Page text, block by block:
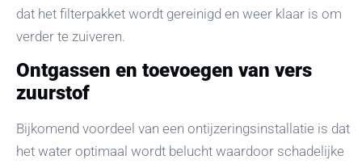
dat het filterpakket wordt gereinigd en weer klaar is om
verder te zuiveren.
Ontgassen en toevoegen van vers
zuurstof
Bijkomend voordeel van een ontijzeringsinstallatie is dat
het water optimaal wordt belucht waardoor schadelijke